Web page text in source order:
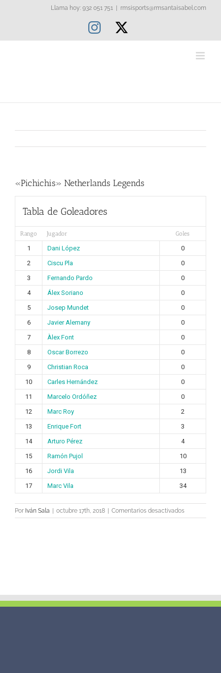
Llama hoy: 932 051 751 rmsisports@rmsantaisabel.com
Instagram
«Pichichis» Netherlands Legends
Tabla de Goleadores
Rango Jugador Goles
1 Dani López
0
2
Ciscu Pla
0
3
Fernando Pardo
0
4
Álex Soriano
0
5
Josep Mundet
0
6
Javier Alemany
0
7
Àlex Font
0
8
Oscar Borrezo
0
9
Christian Roca
0
10
Carles Hernández
0
11
Marcelo Ordóñez
0
12
Marc Roy
2
13
Enrique Fort
3
14
Arturo Pérez
4
15
Ramón Pujol
10
16
Jordi Vila
13
17
Marc Vila 34
Por Iván Sala octubre 17th, 2018 Comentarios desactivadosen
«Pichichis»